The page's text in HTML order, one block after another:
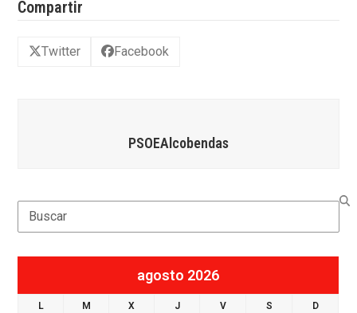
Compartir
Twitter Facebook
PSOEAlcobendas
Search
agosto 2026
L M X J V S D